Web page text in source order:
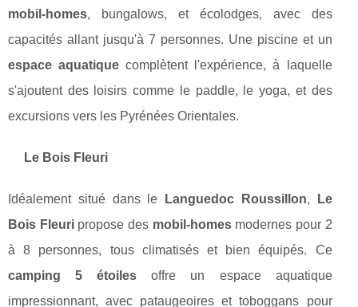
mobil-homes, bungalows, et écolodges, avec des
capacités allant jusqu'à 7 personnes. Une piscine et un
espace aquatique complètent l'expérience, à laquelle
s'ajoutent des loisirs comme le paddle, le yoga, et des
excursions vers les Pyrénées Orientales.
Le Bois Fleuri
Idéalement situé dans le Languedoc Roussillon,
Le
Bois Fleuripropose des mobil-homesmodernes pour 2
à 8 personnes, tous climatisés et bien équipés. Ce
camping 5 étoiles offre un espace aquatique
impressionnant, avec pataugeoires et toboggans pour